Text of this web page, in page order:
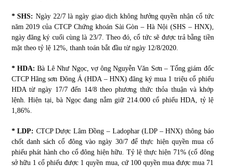
* SHS: Ngày 22/7 là ngày giao dịch không hưởng quyền nhận cổ tức
năm 2019 của CTCP Chứng khoán Sài Gòn – Hà Nội (SHS – HNX),
ngày đăng ký cuối cùng là 23/7. Theo đó, cổ tức sẽ được trả bằng tiền
mặt theo tỷ lệ 12%, thanh toán bắt đầu từ ngày 12/8/2020.
* HDA:Bà Lê Như Ngọc, vợ ông Nguyễn Văn Sơn – Tổng giám đốc
CTCP Hãng sơn Đông Á (HDA – HNX) đăng ký mua 1 triệu cổ phiếu
HDA từ ngày 17/7 đến 14/8 theo phương thức thỏa thuận và khớp
lệnh. Hiện tại, bà Ngọc đang nắm giữ 214.000 cổ phiếu HDA, tỷ lệ
1,86%.
* LDP: CTCP Dược Lâm Đồng – Ladophar (LDP – HNX) thông báo
chốt danh sách cổ đông vào ngày 30/7 để thực hiện quyền mua cổ
phiếu phát hành cho cổ đông hiện hữu. Tỷ lệ thực hiện 71% (cổ đông
sở hữu 1 cổ phiếu được 1 quyền mua, cứ 100 quyền mua được mua 71